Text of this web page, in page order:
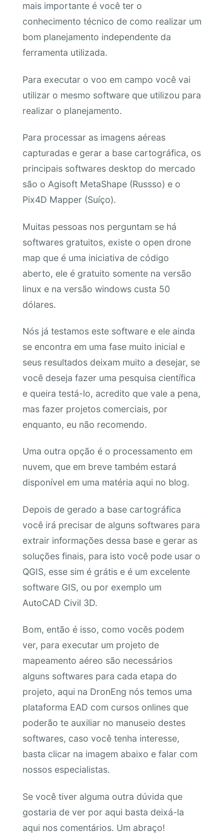
mais importante é você ter o
conhecimento técnico de como realizar um
bom planejamento independente da
ferramenta utilizada.
Para executar o voo em campo você vai
utilizar o mesmo software que utilizou para
realizar o planejamento.
Para processar as imagens aéreas
capturadas e gerar a base cartográfica, os
principais softwares desktop do mercado
são o Agisoft MetaShape (Russso) e o
Pix4D Mapper (Suíço).
Muitas pessoas nos perguntam se há
softwares gratuitos, existe o open drone
map que é uma iniciativa de código
aberto, ele é gratuito somente na versão
linux e na versão windows custa 50
dólares.
Nós já testamos este software e ele ainda
se encontra em uma fase muito inicial e
seus resultados deixam muito a desejar, se
você deseja fazer uma pesquisa científica
e queira testá-lo, acredito que vale a pena,
mas fazer projetos comerciais, por
enquanto, eu não recomendo.
Uma outra opção é o processamento em
nuvem, que em breve também estará
disponível em uma matéria aqui no blog.
Depois de gerado a base cartográfica
você irá precisar de alguns softwares para
extrair informações dessa base e gerar as
soluções finais, para isto você pode usar o
QGIS, esse sim é grátis e é um excelente
software GIS, ou por exemplo um
AutoCAD Civil 3D.
Bom, então é isso, como vocês podem
ver, para executar um projeto de
mapeamento aéreo são necessários
alguns softwares para cada etapa do
projeto, aqui na DronEng nós temos uma
plataforma EAD com cursos onlines que
poderão te auxiliar no manuseio destes
softwares, caso você tenha interesse,
basta clicar na imagem abaixo e falar com
nossos especialistas.
Se você tiver alguma outra dúvida que
gostaria de ver por aqui basta deixá-la
aqui nos comentários. Um abraço!